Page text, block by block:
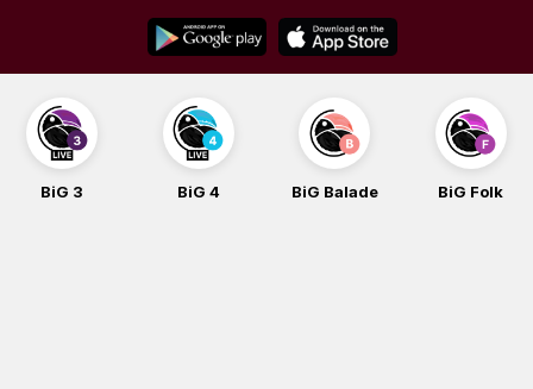
content
BiG 3 BiG 4 BiG Balade BiG Folk